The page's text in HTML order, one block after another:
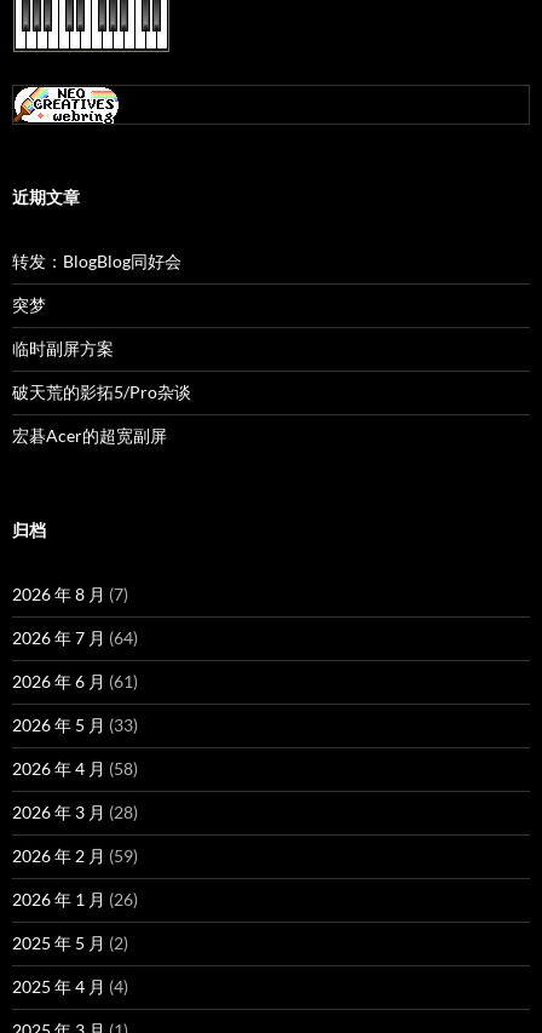
近期文章
转发：BlogBlog同好会
突梦
临时副屏方案
破天荒的影拓5/Pro杂谈
宏碁Acer的超宽副屏
归档
2026 年 8 月 (7)
2026 年 7 月 (64)
2026 年 6 月 (61)
2026 年 5 月 (33)
2026 年 4 月 (58)
2026 年 3 月 (28)
2026 年 2 月 (59)
2026 年 1 月 (26)
2025 年 5 月 (2)
2025 年 4 月 (4)